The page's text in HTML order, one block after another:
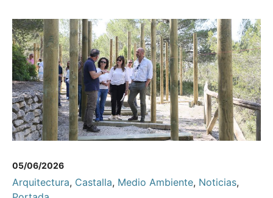
05/06/2026
Arquitectura, Castalla, Medio Ambiente, Noticias,